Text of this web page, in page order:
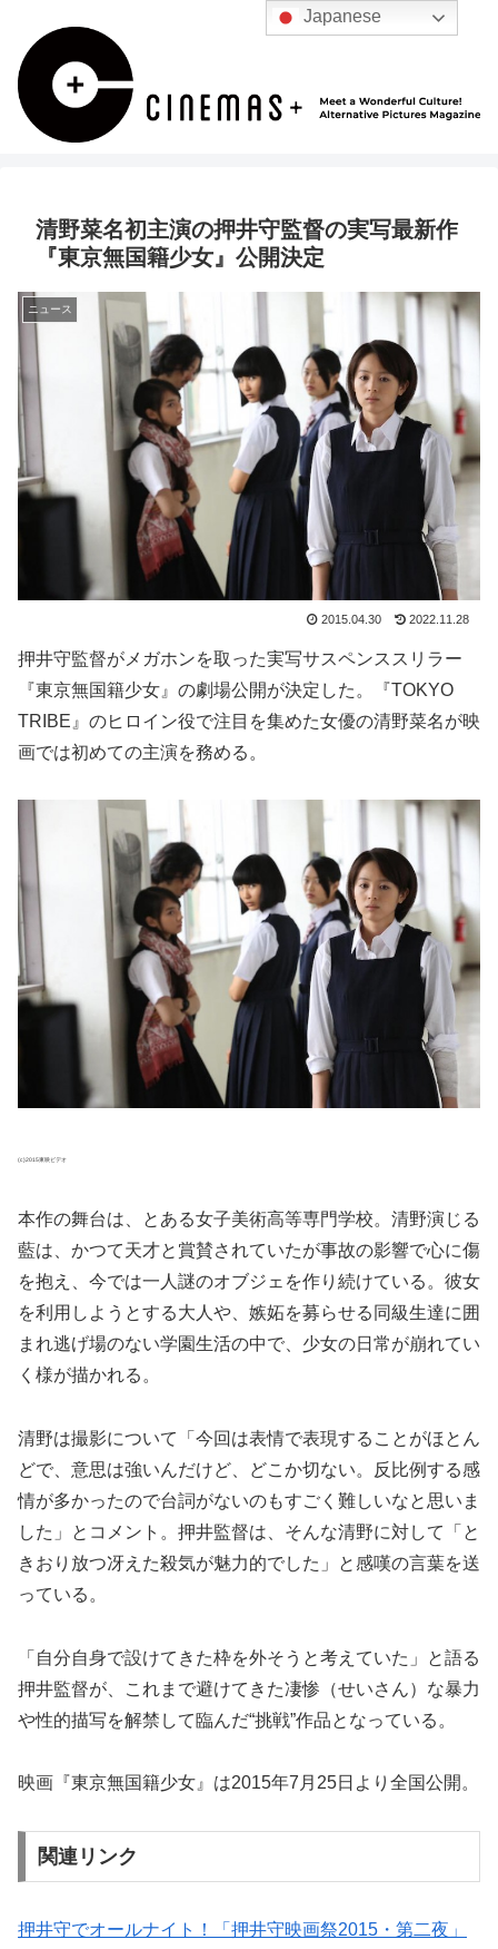
清野菜名初主演の押井守監督の実写最新作
『東京無国籍少女』公開決定
ニュース
2015.04.30 2022.11.28
押井守監督がメガホンを取った実写サスペンススリラー
『東京無国籍少女』の劇場公開が決定した。『TOKYO
TRIBE』のヒロイン役で注目を集めた女優の清野菜名が映
画では初めての主演を務める。
(c)2015東映ビデオ
本作の舞台は、とある女子美術高等専門学校。清野演じる
藍は、かつて天才と賞賛されていたが事故の影響で心に傷
を抱え、今では一人謎のオブジェを作り続けている。彼女
を利用しようとする大人や、嫉妬を募らせる同級生達に囲
まれ逃げ場のない学園生活の中で、少女の日常が崩れてい
く様が描かれる。
清野は撮影について「今回は表情で表現することがほとん
どで、意思は強いんだけど、どこか切ない。反比例する感
情が多かったので台詞がないのもすごく難しいなと思いま
した」とコメント。押井監督は、そんな清野に対して「と
きおり放つ冴えた殺気が魅力的でした」と感嘆の言葉を送
っている。
「自分自身で設けてきた枠を外そうと考えていた」と語る
押井監督が、これまで避けてきた凄惨（せいさん）な暴力
や性的描写を解禁して臨んだ“挑戦”作品となっている。
映画『東京無国籍少女』は2015年7月25日より全国公開。
関連リンク
押井守でオールナイト！「押井守映画祭2015・第二夜」
Japanese